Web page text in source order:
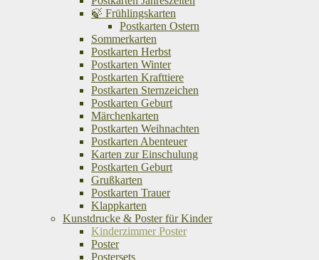
🍃 Frühlingskarten
Postkarten Ostern
Sommerkarten
Postkarten Herbst
Postkarten Winter
Postkarten Krafttiere
Postkarten Sternzeichen
Postkarten Geburt
Märchenkarten
Postkarten Weihnachten
Postkarten Abenteuer
Karten zur Einschulung
Postkarten Geburt
Grußkarten
Postkarten Trauer
Klappkarten
Kunstdrucke & Poster für Kinder
Kinderzimmer Poster
Poster
Postersets